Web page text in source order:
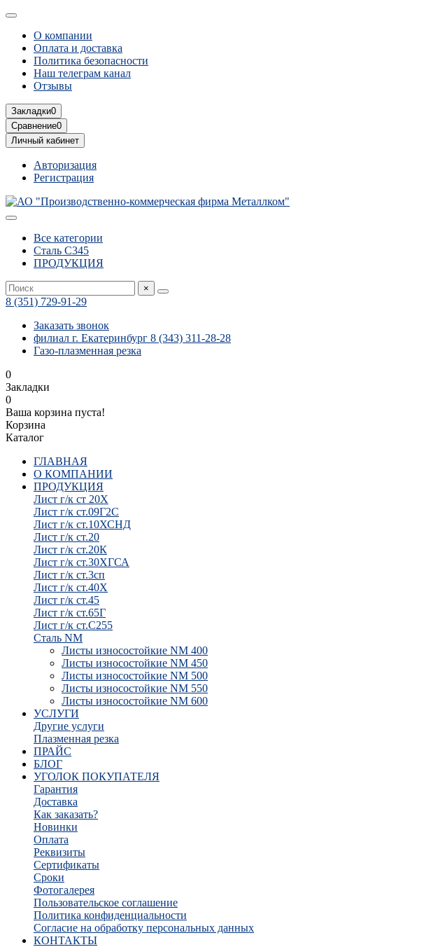
О компании
Оплата и доставка
Политика безопасности
Наш телеграм канал
Отзывы
Закладки0
Сравнение0
Личный кабинет
Авторизация
Регистрация
Все категории
Сталь С345
ПРОДУКЦИЯ
×
8 (351) 729-91-29
Заказать звонок
филиал г. Екатеринбург 8 (343) 311-28-28
Газо-плазменная резка
0
Закладки
0
Ваша корзина пуста!
Корзина
Каталог
ГЛАВНАЯ
О КОМПАНИИ
ПРОДУКЦИЯ
Лист г/к ст 20Х
Лист г/к ст.09Г2С
Лист г/к ст.10ХСНД
Лист г/к ст.20
Лист г/к ст.20К
Лист г/к ст.30ХГСА
Лист г/к ст.3сп
Лист г/к ст.40Х
Лист г/к ст.45
Лист г/к ст.65Г
Лист г/к ст.С255
Сталь NM
Листы износостойкие NM 400
Листы износостойкие NM 450
Листы износостойкие NM 500
Листы износостойкие NM 550
Листы износостойкие NM 600
УСЛУГИ
Другие услуги
Плазменная резка
ПРАЙС
БЛОГ
УГОЛОК ПОКУПАТЕЛЯ
Гарантия
Доставка
Как заказать?
Новинки
Оплата
Реквизиты
Сертификаты
Сроки
Фотогалерея
Пользовательское соглашение
Политика конфиденциальности
Согласие на обработку персональных данных
КОНТАКТЫ